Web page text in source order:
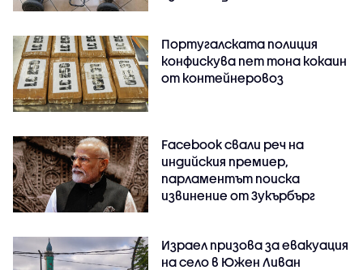
Португалската полиция
конфискува пет тона кокаин
от контейнеровоз
Facebook свали реч на
индийския премиер,
парламентът поиска
извинение от Зукърбърг
Израел призова за евакуация
на село в Южен Ливан